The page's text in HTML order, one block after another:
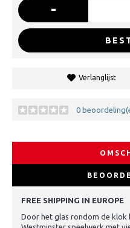
-
Verlanglijst
0
FREE SHIPPING IN EUROPE
Door het glas rondom de